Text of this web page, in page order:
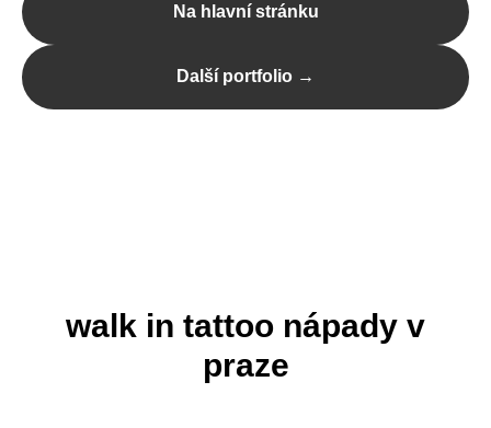
Na hlavní stránku
Další portfolio →
walk in tattoo nápady v
praze